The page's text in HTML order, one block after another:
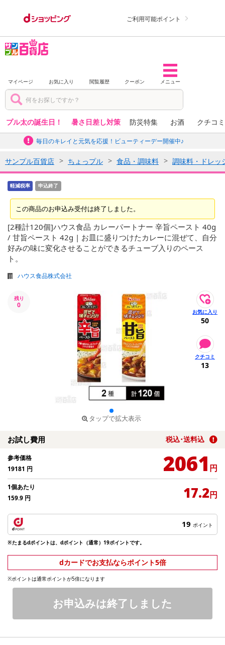
ご利用可能ポイント
マイページ お気に入り 閲覧履歴 クーポン メニュー
プル太の誕生日！ 暑さ日差し対策 防災特集 お酒 クチコ
毎日のキレイと元気を応援！ビューティーデー開催中♪
サンプル百貨店 ちょっプル 食品・調味料 調味料・ドレッ
軽減税率 申込終了
この商品のお申込み受付は終了しました。
[2種計120個]ハウス食品 カレーパートナー 辛旨ペースト 40g
/ 甘旨ペースト 42g | お皿に盛りつけたカレーに混ぜて、自分
好みの味に変化させることができるチューブ入りのペース
ト。
ハウス食品株式会社
残り
0
タップで拡大表示
50
13
お試し費用 税込･送料込
参考価格
19181 円 2061 円
1個あたり
159.9 円 17.2円
19 ポイント
※たまるdポイントは、dポイント（通常）19ポイントです。
dカードでお支払ならポイント5倍
※ポイントは通常ポイントが5倍になります
お申込みは終了しました